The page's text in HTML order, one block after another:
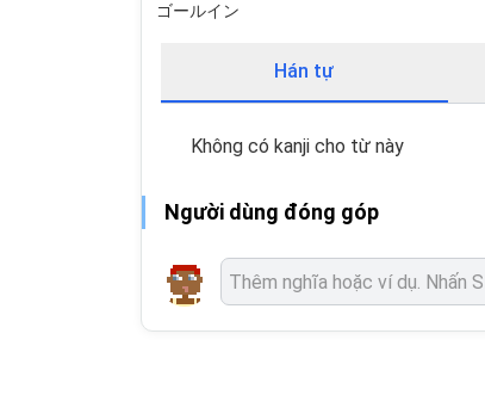
ゴールイン
Hán tự
Không có kanji cho từ này
Người dùng đóng góp